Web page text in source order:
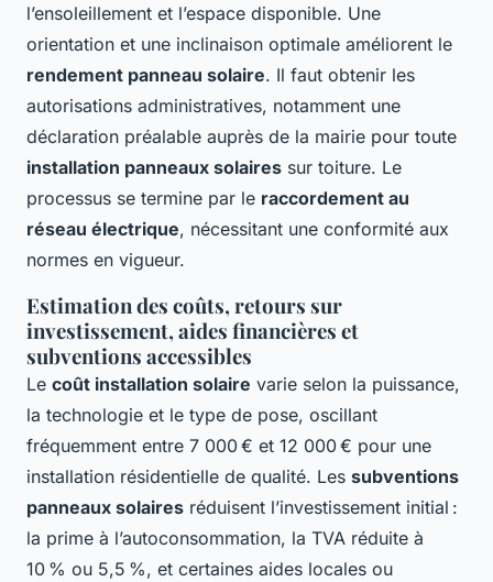
l’ensoleillement et l’espace disponible. Une
orientation et une inclinaison optimale améliorent le
rendement panneau solaire. Il faut obtenir les
autorisations administratives, notamment une
déclaration préalable auprès de la mairie pour toute
installation panneaux solaires sur toiture. Le
processus se termine par le raccordement au
réseau électrique, nécessitant une conformité aux
normes en vigueur.
Estimation des coûts, retours sur
investissement, aides financières et
subventions accessibles
Le coût installation solaire varie selon la puissance,
la technologie et le type de pose, oscillant
fréquemment entre 7 000 € et 12 000 € pour une
installation résidentielle de qualité. Les subventions
panneaux solaires réduisent l’investissement initial :
la prime à l’autoconsommation, la TVA réduite à
10 % ou 5,5 %, et certaines aides locales ou